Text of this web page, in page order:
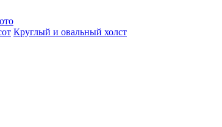
Круглый и овальный холст